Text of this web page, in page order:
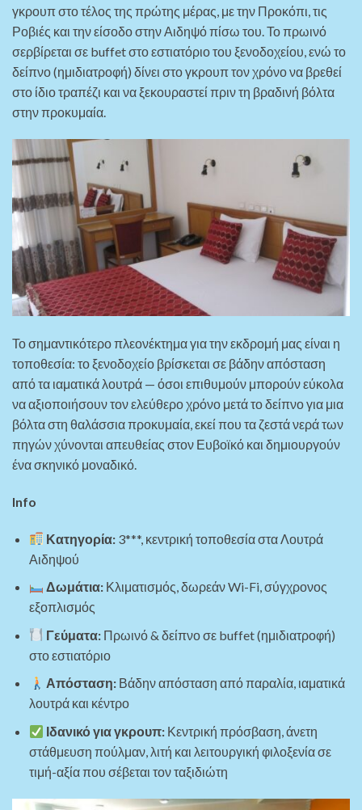
γκρουπ στο τέλος της πρώτης μέρας, με την Προκόπι, τις
Ροβιές και την είσοδο στην Αιδηψό πίσω του. Το πρωινό
σερβίρεται σε buffet στο εστιατόριο του ξενοδοχείου, ενώ το
δείπνο (ημιδιατροφή) δίνει στο γκρουπ τον χρόνο να βρεθεί
στο ίδιο τραπέζι και να ξεκουραστεί πριν τη βραδινή βόλτα
στην προκυμαία.
Το σημαντικότερο πλεονέκτημα για την εκδρομή μας είναι η
τοποθεσία: το ξενοδοχείο βρίσκεται σε βάδην απόσταση
από τα ιαματικά λουτρά — όσοι επιθυμούν μπορούν εύκολα
να αξιοποιήσουν τον ελεύθερο χρόνο μετά το δείπνο για μια
βόλτα στη θαλάσσια προκυμαία, εκεί που τα ζεστά νερά των
πηγών χύνονται απευθείας στον Ευβοϊκό και δημιουργούν
ένα σκηνικό μοναδικό.
Info
Κατηγορία: 3***, κεντρική τοποθεσία στα Λουτρά
Αιδηψού
Δωμάτια: Κλιματισμός, δωρεάν Wi-Fi, σύγχρονος
εξοπλισμός
Γεύματα: Πρωινό & δείπνο σε buffet (ημιδιατροφή)
στο εστιατόριο
Απόσταση: Βάδην απόσταση από παραλία, ιαματικά
λουτρά και κέντρο
Ιδανικό για γκρουπ: Κεντρική πρόσβαση, άνετη
στάθμευση πούλμαν, λιτή και λειτουργική φιλοξενία σε
τιμή-αξία που σέβεται τον ταξιδιώτη